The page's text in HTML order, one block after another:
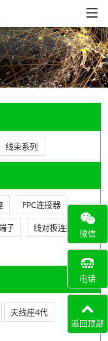
线束系列
FPC连接器
子 线对板连接器
天线座4代
微信
电话
返回顶部